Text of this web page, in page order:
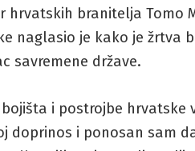
hrvatskih branitelja Tomo
naglasio je kako je žrtva
savremene države.
bojišta i postrojbe
doprinos i ponosan sam